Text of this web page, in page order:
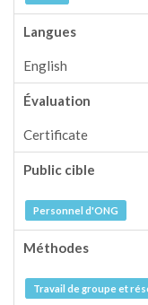
Langues
English
Évaluation
Certificate
Public cible
Personnel d'ONG
Méthodes
Travail de groupe et